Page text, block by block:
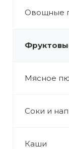
Овощные
Мясное
Соки и
Каши